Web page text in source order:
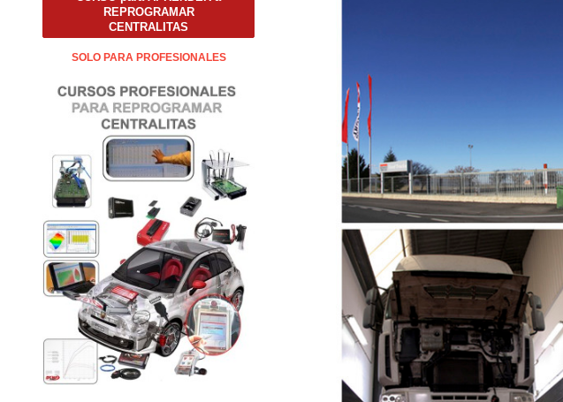
REPROGRAMAR
CENTRALITAS
SOLO PARA PROFESIONALES